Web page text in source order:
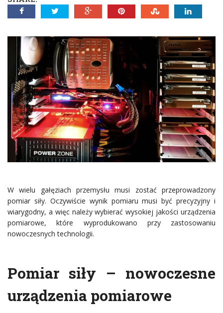
W wielu gałęziach przemysłu musi zostać przeprowadzony
pomiar siły. Oczywiście wynik pomiaru musi być precyzyjny i
wiarygodny, a więc należy wybierać wysokiej jakości urządzenia
pomiarowe, które wyprodukowano przy zastosowaniu
nowoczesnych technologii.
Pomiar siły – nowoczesne
urządzenia pomiarowe